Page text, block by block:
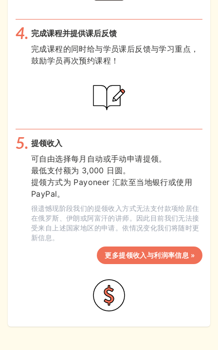
完成课程并提供课后反馈
完成课程的同时给与学员课后反馈与学习重点，
鼓励学员再次预约课程！
提领收入
可自由选择每月自动或手动申请提领。
最低支付额为 3,000 日圆。
提领方式为 Payoneer 汇款至当地银行或使用
PayPal。
很遗憾现阶段我们的提领收入方式无法支付款项给居住
在俄罗斯、伊朗或阿富汗的讲师。因此目前我们无法接
受来自上述国家地区的申请。依情况变化我们将随时更
新信息。
更多提领收入与利润率信息 »